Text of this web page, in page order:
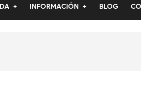
INFORMACIÓN BLOG